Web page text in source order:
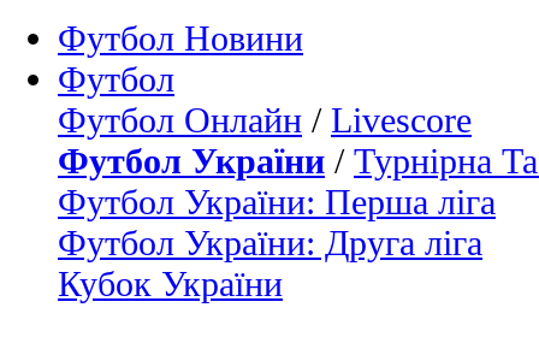
Футбол Новини
Футбол
Футбол Онлайн / Livescore
Футбол України / Турнірна
Футбол України: Перша ліга
Футбол України: Друга ліга
Кубок України